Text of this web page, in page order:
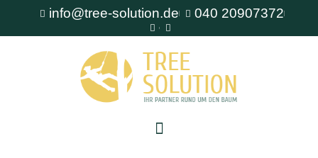
info@tree-solution.de 040 20907372